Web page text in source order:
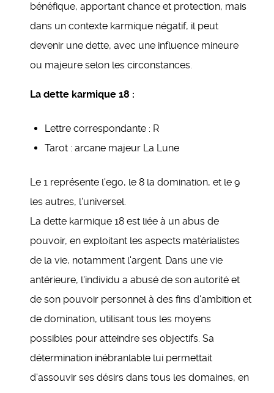
bénéfique, apportant chance et protection, mais
dans un contexte karmique négatif, il peut
devenir une dette, avec une influence mineure
ou majeure selon les circonstances.
La dette karmique 18 :
Lettre correspondante : R
Tarot : arcane majeur La Lune
Le 1 représente l'ego, le 8 la domination, et le 9
les autres, l'universel.
La dette karmique 18 est liée à un abus de
pouvoir, en exploitant les aspects matérialistes
de la vie, notamment l'argent. Dans une vie
antérieure, l'individu a abusé de son autorité et
de son pouvoir personnel à des fins d'ambition et
de domination, utilisant tous les moyens
possibles pour atteindre ses objectifs. Sa
détermination inébranlable lui permettait
d'assouvir ses désirs dans tous les domaines, en